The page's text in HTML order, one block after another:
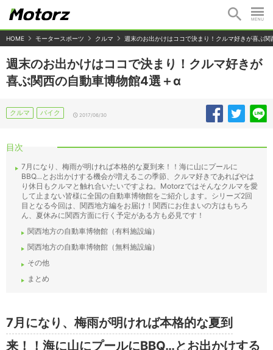
HOME モータースポーツ クルマ 週末のお出かけはココで決まり！クルマ好きが喜ぶ
週末のお出かけはココで決まり！クルマ好きが
喜ぶ関西の自動車博物館4選＋α
クルマ バイク 2017/06/30
目次
7月になり、梅雨が明ければ本格的な夏到来！！海に山にプールに
BBQ…とお出かけする機会が増えるこの季節、クルマ好きであればやは
り休日もクルマと触れ合いたいですよね。Motorzではそんなクルマを愛
して止まない皆様に全国の自動車博物館をご紹介します。シリーズ2回
目となる今回は、関西地方編をお届け！関西にお住まいの方はもちろ
ん、夏休みに関西方面に行く予定がある方も必見です！
関西地方の自動車博物館（有料施設編）
関西地方の自動車博物館（無料施設編）
その他
まとめ
7月になり、梅雨が明ければ本格的な夏到
来！！海に山にプールにBBQ…とお出かけする